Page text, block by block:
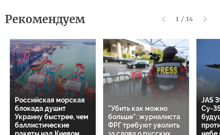
Рекомендуем 1 / 14
Российская морская
блокада душит
Украину быстрее, чем
баллистические
"Убить как можно
больше": журналиста
ФРГ требуют уволить
JAS
Су-